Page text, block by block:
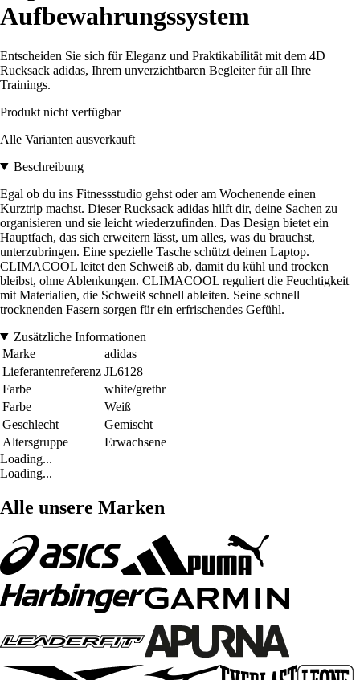
Aufbewahrungssystem
Entscheiden Sie sich für Eleganz und Praktikabilität mit dem 4D
Rucksack adidas, Ihrem unverzichtbaren Begleiter für all Ihre
Trainings.
Produkt nicht verfügbar
Alle Varianten ausverkauft
Beschreibung
Egal ob du ins Fitnessstudio gehst oder am Wochenende einen
Kurztrip machst. Dieser Rucksack adidas hilft dir, deine Sachen zu
organisieren und sie leicht wiederzufinden. Das Design bietet ein
Hauptfach, das sich erweitern lässt, um alles, was du brauchst,
unterzubringen. Eine spezielle Tasche schützt deinen Laptop.
CLIMACOOL leitet den Schweiß ab, damit du kühl und trocken
bleibst, ohne Ablenkungen. CLIMACOOL reguliert die Feuchtigkeit
mit Materialien, die Schweiß schnell ableiten. Seine schnell
trocknenden Fasern sorgen für ein erfrischendes Gefühl.
Zusätzliche Informationen
Marke
adidas
Lieferantenreferenz JL6128
Farbe
white/grethr
Farbe
Weiß
Geschlecht
Gemischt
Altersgruppe
Erwachsene
Loading...
Loading...
Alle unsere Marken